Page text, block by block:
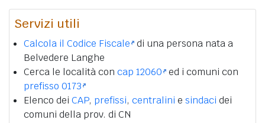
Servizi utili
Calcola il Codice Fiscale di una persona nata a
Belvedere Langhe
Cerca le località con cap 12060 ed i comuni con
prefisso 0173
Elenco dei CAP, prefissi, centralini e sindaci dei
comuni della prov. di CN